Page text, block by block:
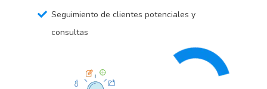
Seguimiento de clientes potenciales y
consultas